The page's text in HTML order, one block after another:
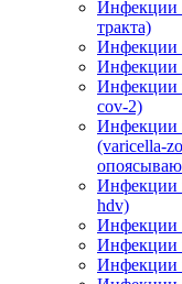
Инфекции
тракта)
Инфекции
Инфекции
Инфекции
cov-2)
Инфекции
(varicella-
Инфекции
hdv)
Инфекции
Инфекции
Инфекции